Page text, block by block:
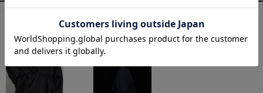
コーディネートアイテム